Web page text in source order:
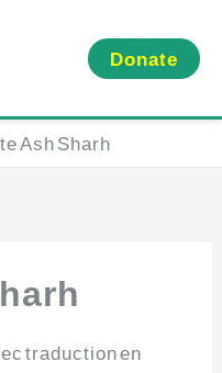
Donate
Ash Sharh
traduction en